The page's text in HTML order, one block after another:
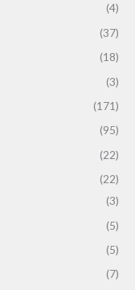
(4)
(37)
(18)
(3)
(171)
(95)
(22)
(22)
(3)
(5)
(5)
(7)